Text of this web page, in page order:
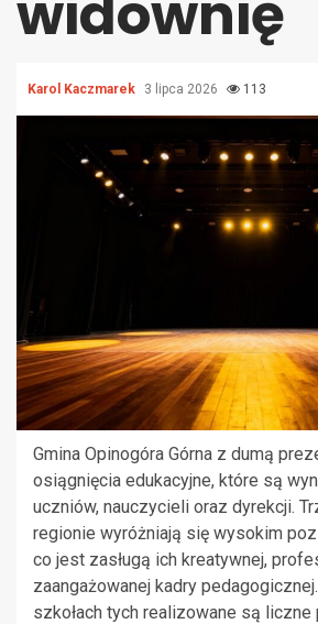
widownię
Karol Kaczmarek 3 lipca 2026 113
Gmina Opinogóra Górna z dumą
osiągnięcia edukacyjne, które są
uczniów, nauczycieli oraz dyrekcji.
regionie wyróżniają się wysokim
co jest zasługą ich kreatywnej,
zaangażowanej kadry
szkołach tych realizowane są liczne